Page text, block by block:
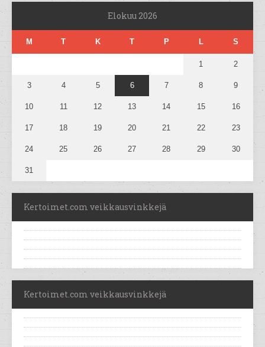
Elokuu 2026
M T K T P L S
1 2
3 4 5 6 7 8 9
10 11 12 13 14 15 16
17 18 19 20 21 22 23
24 25 26 27 28 29 30
31
Kertoimet.com veikkausvinkkejä
Kertoimet.com veikkausvinkkejä